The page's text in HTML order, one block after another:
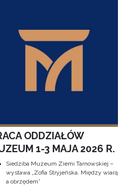
ODDZIAŁÓW
1-3 MAJA 2026 R.
Siedziba Muzeum Ziemi Tarnowskiej –
wystawa „Zofia Stryjeńska. Między wiarą
a obrzędem”